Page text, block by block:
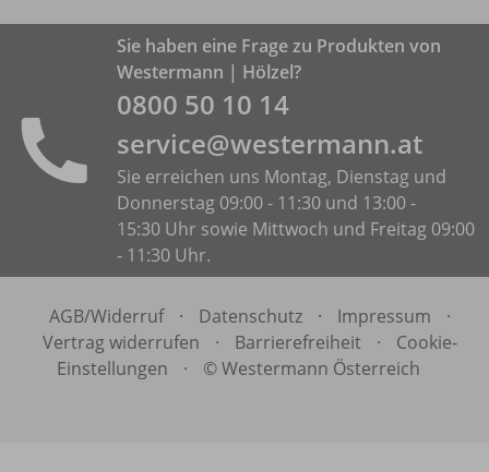
Sie haben eine Frage zu Produkten von
Westermann | Hölzel?
0800 50 10 14
service@westermann.at
Sie erreichen uns Montag, Dienstag und
Donnerstag 09:00 - 11:30 und 13:00 -
15:30 Uhr sowie Mittwoch und Freitag 09:00
- 11:30 Uhr.
AGB/Widerruf · Datenschutz · Impressum
·
Vertrag widerrufen
· Barrierefreiheit ·
Cookie-
Einstellungen
· © Westermann Österreich